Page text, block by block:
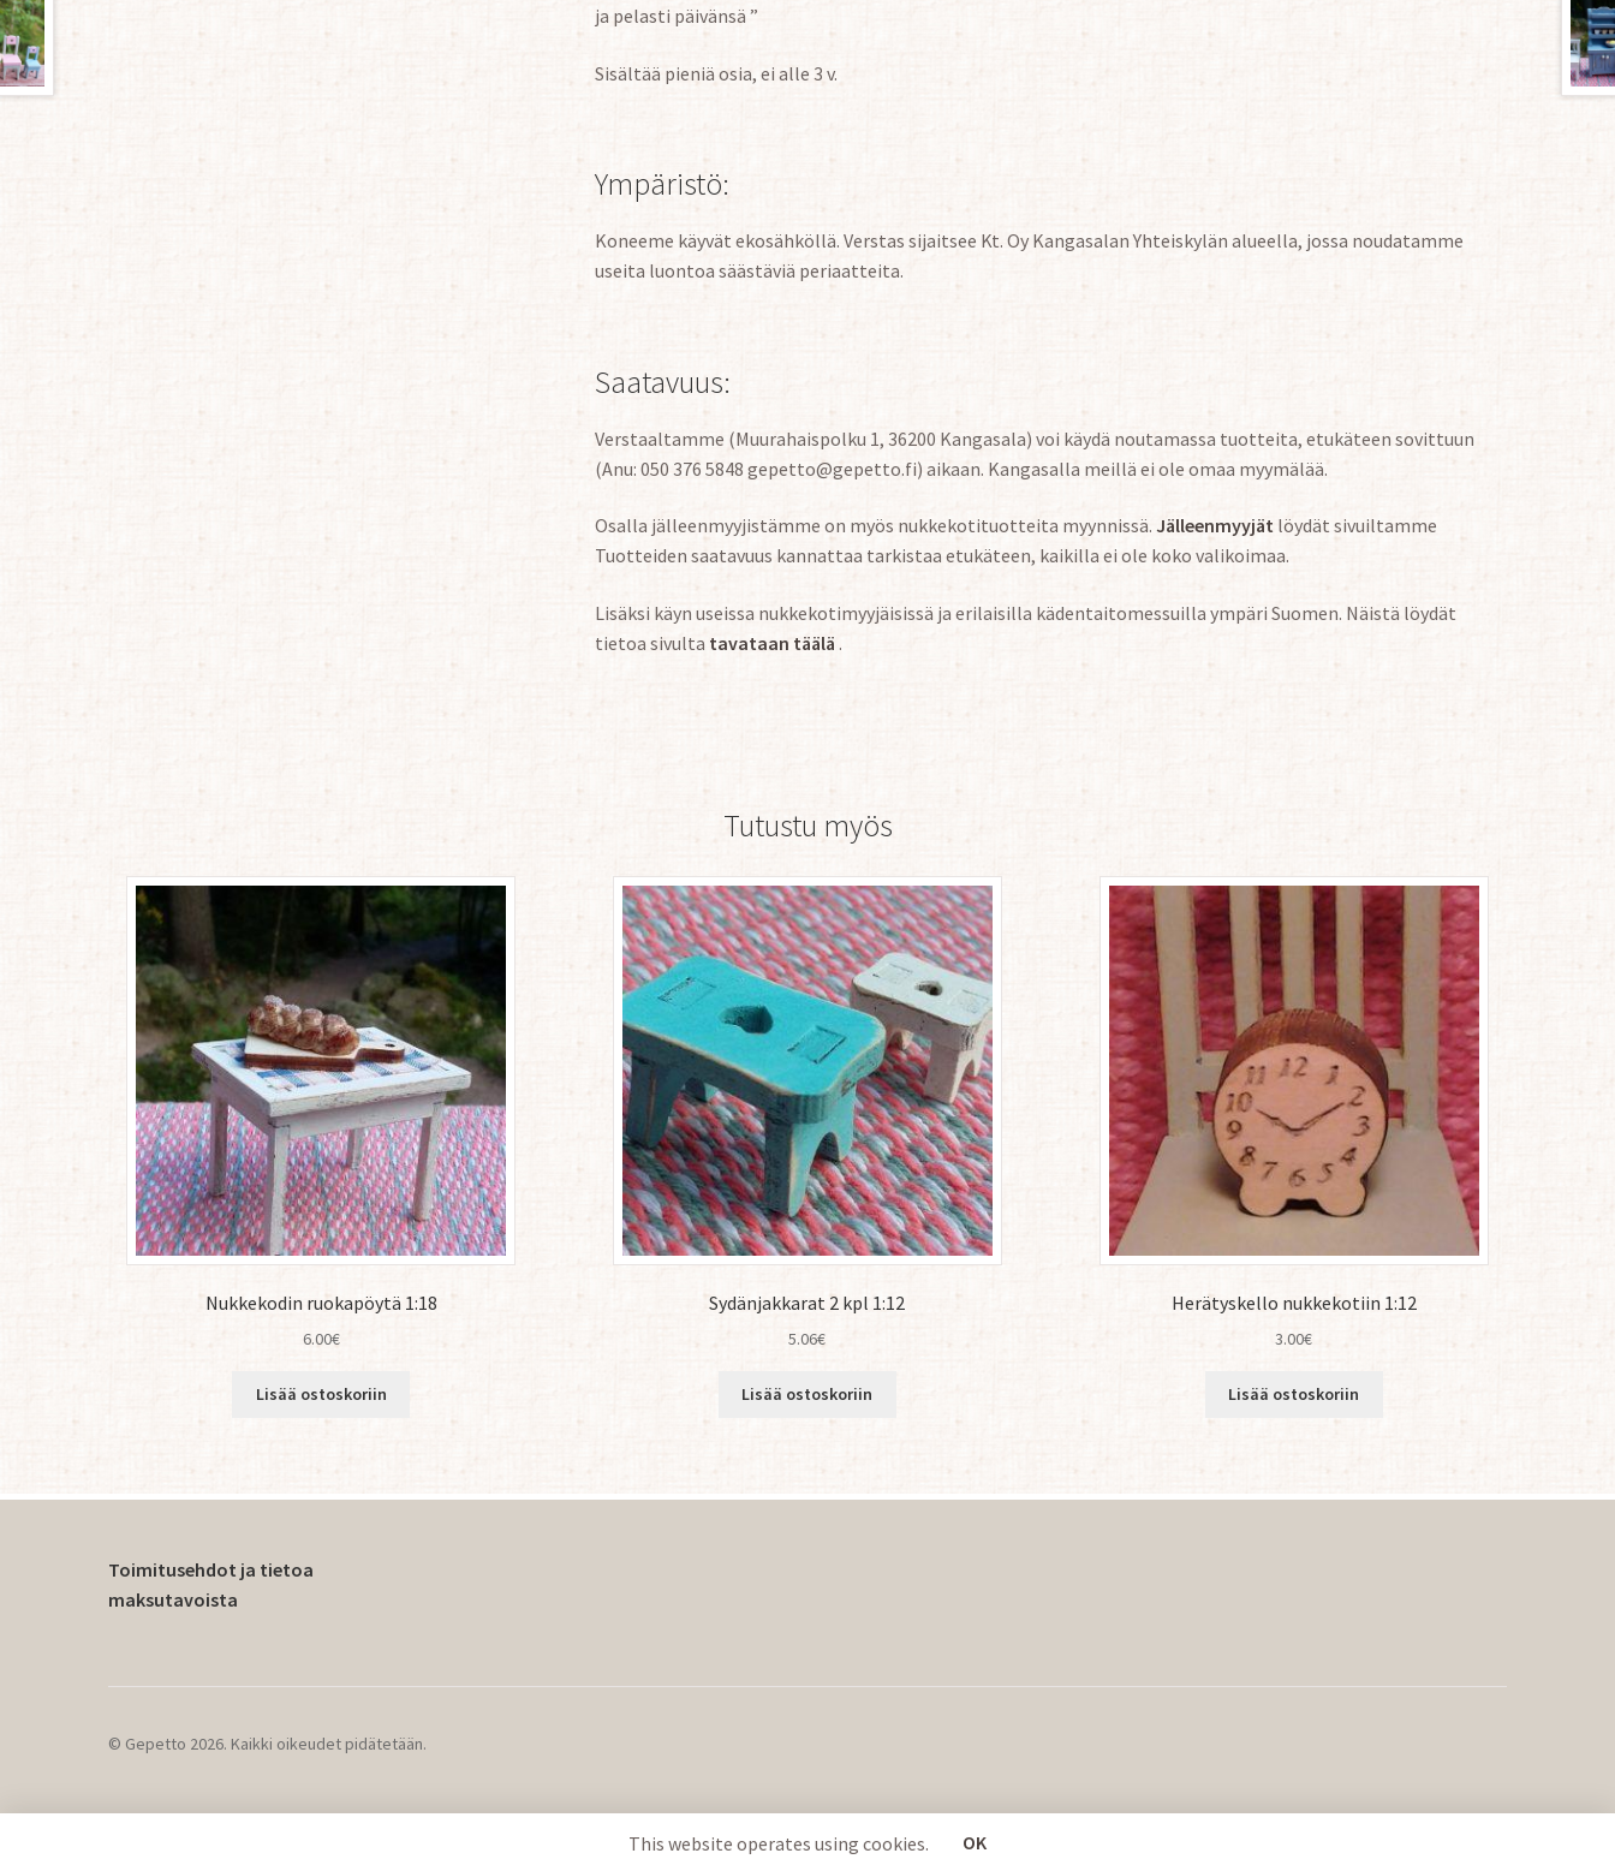
This website operates using cookies. OK
ja pelasti päivänsä ”
Sisältää pieniä osia, ei alle 3 v.
Ympäristö:
Koneeme käyvät ekosähköllä. Verstas sijaitsee Kt. Oy Kangasalan Yhteiskylän alueella, jossa noudatamme
useita luontoa säästäviä periaatteita.
Saatavuus:
Verstaaltamme (Muurahaispolku 1, 36200 Kangasala) voi käydä noutamassa tuotteita, etukäteen sovittuun
(Anu: 050 376 5848 gepetto@gepetto.fi) aikaan. Kangasalla meillä ei ole omaa myymälää.
Osalla jälleenmyyjistämme on myös nukkekotituotteita myynnissä. Jälleenmyyjät löydät sivuiltamme
Tuotteiden saatavuus kannattaa tarkistaa etukäteen, kaikilla ei ole koko valikoimaa.
Lisäksi käyn useissa nukkekotimyyjäisissä ja erilaisilla kädentaitomessuilla ympäri Suomen. Näistä löydät
tietoa sivulta tavataan täälä .
Tutustu myös
Nukkekodin ruokapöytä 1:18
6.00€
Lisää ostoskoriin
Sydänjakkarat 2 kpl 1:12
5.06€
Lisää ostoskoriin
Herätyskello nukkekotiin 1:12
3.00€
Lisää ostoskoriin
Toimitusehdot ja tietoa
maksutavoista
© Gepetto 2026. Kaikki oikeudet pidätetään.